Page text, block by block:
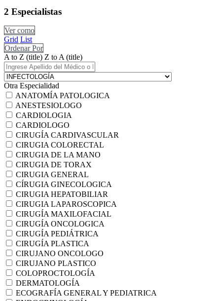
2 Especialistas
Ver como
Grid List
Ordenar Por
A to Z (title) Z to A (title)
Otra Especialidad
ANATOMÍA PATOLOGICA
ANESTESIOLOGO
CARDIOLOGIA
CARDIOLOGO
CIRUGÍA CARDIVASCULAR
CIRUGIA COLORECTAL
CIRUGIA DE LA MANO
CIRUGIA DE TORAX
CIRUGIA GENERAL
CÍRUGIA GINECOLOGICA
CIRUGIA HEPATOBILIAR
CIRUGIA LAPAROSCOPICA
CIRUGÍA MAXILOFACIAL
CIRUGÍA ONCOLOGICA
CIRUGÍA PEDIÁTRICA
CIRUGÍA PLASTICA
CIRUJANO ONCOLOGO
CIRUJANO PLASTICO
COLOPROCTOLOGÍA
DERMATOLOGÍA
ECOGRAFÍA GENERAL Y PEDIATRICA